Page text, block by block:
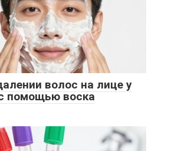
волос на лице у
помощью воска